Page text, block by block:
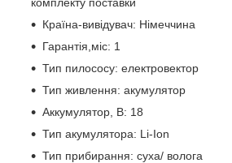
Країна-вивідувач: Німеччина
Гарантія,міс: 1
Тип пилососу: електровектор
Тип живлення: акумулятор
Аккумулятор, В: 18
Тип акумулятора: Li-Ion
Тип прибирання: суха/ волога